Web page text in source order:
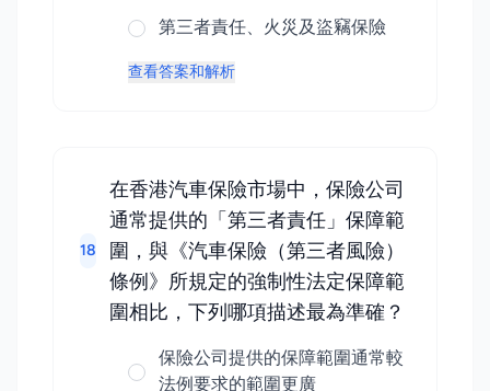
第三者責任、火災及盜竊保險
查看答案和解析
18
在香港汽車保險市場中，保險公司
通常提供的「第三者責任」保障範
圍，與《汽車保險（第三者風險）
條例》所規定的強制性法定保障範
圍相比，下列哪項描述最為準確？
保險公司提供的保障範圍通常較
法例要求的範圍更廣